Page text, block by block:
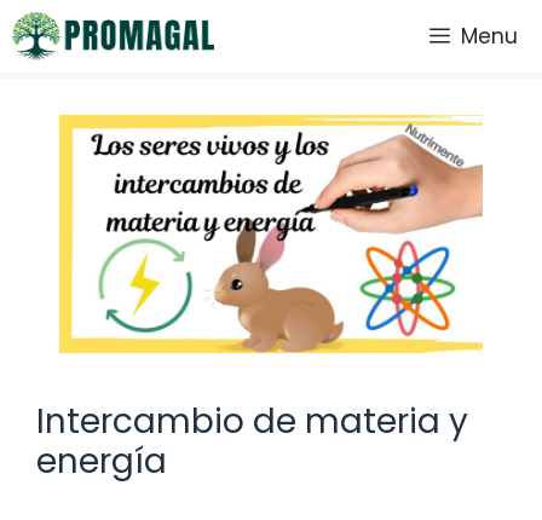
Saltar
al
Menu
Intercambio de materia y
energía